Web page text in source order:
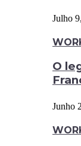
Julho
O
Junho